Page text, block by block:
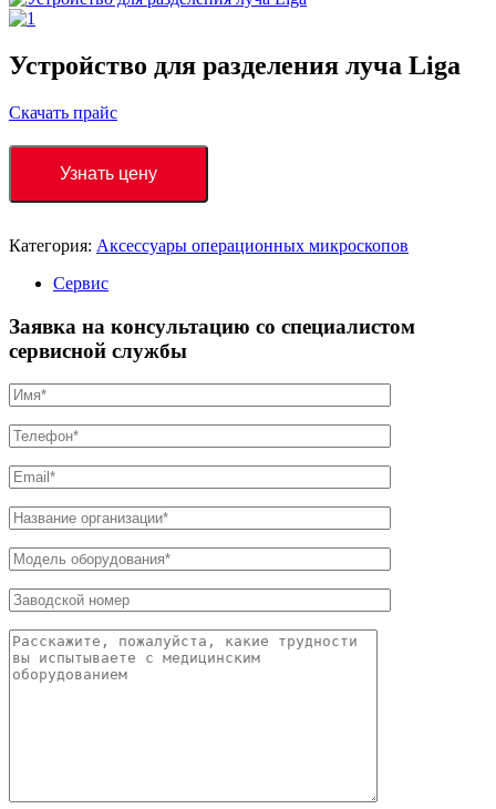
Устройство для разделения луча Liga
Скачать прайс
Узнать цену
Категория: Аксессуары операционных микроскопов
Сервис
Заявка на консультацию со специалистом
сервисной службы